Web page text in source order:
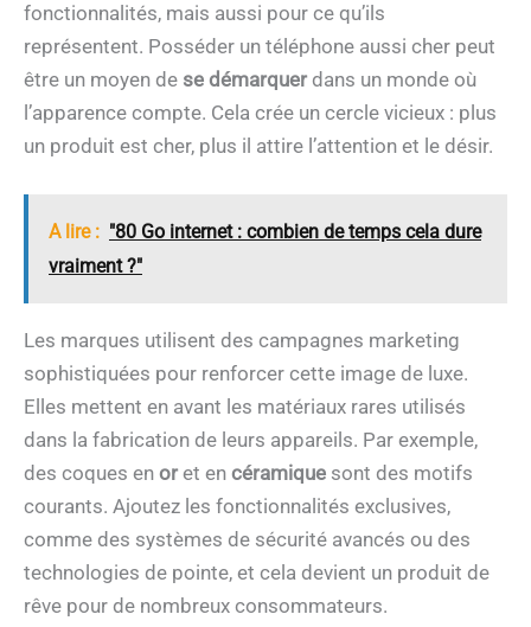
fonctionnalités, mais aussi pour ce qu’ils
représentent. Posséder un téléphone aussi cher peut
être un moyen de se démarquerdans un monde où
l’apparence compte. Cela crée un cercle vicieux : plus
un produit est cher, plus il attire l’attention et le désir.
A lire : "80 Go internet : combien de temps cela dure
vraiment ?"
Les marques utilisent des campagnes marketing
sophistiquées pour renforcer cette image de luxe.
Elles mettent en avant les matériaux rares utilisés
dans la fabrication de leurs appareils. Par exemple,
des coques en oret en céramique sont des motifs
courants. Ajoutez les fonctionnalités exclusives,
comme des systèmes de sécurité avancés ou des
technologies de pointe, et cela devient un produit de
rêve pour de nombreux consommateurs.